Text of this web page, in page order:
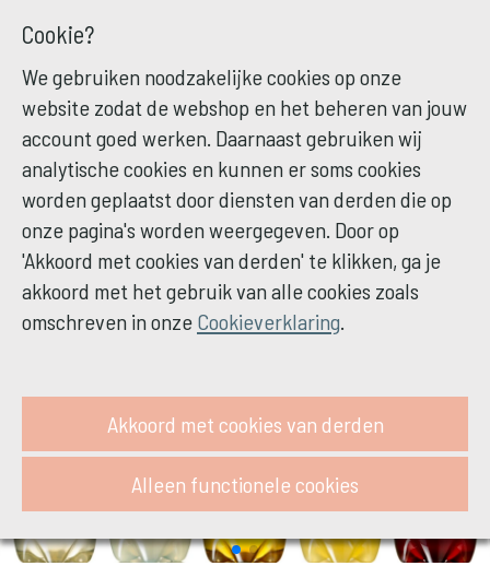
Cookie?
We gebruiken noodzakelijke cookies op onze
website zodat de webshop en het beheren van jouw
account goed werken. Daarnaast gebruiken wij
analytische cookies en kunnen er soms cookies
worden geplaatst door diensten van derden die op
onze pagina's worden weergegeven. Door op
'Akkoord met cookies van derden' te klikken, ga je
akkoord met het gebruik van alle cookies zoals
omschreven in onze Cookieverklaring.
Akkoord met cookies van derden
Alleen functionele cookies